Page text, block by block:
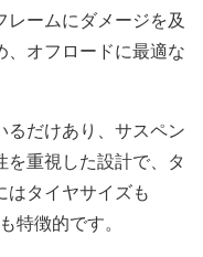
ームにダメージを及
、オフロードに最適な
るだけあり、サスペン
重視した設計で、タ
はタイヤサイズも
特徴的です。